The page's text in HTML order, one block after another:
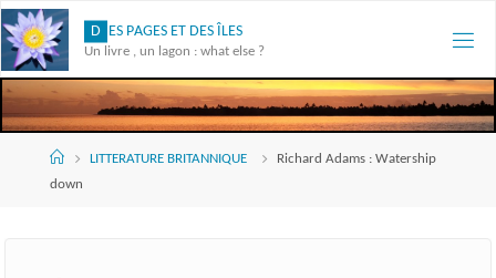
Skip
to
content
D ES PAGES ET DES ÎLES
Un livre , un lagon : what else ?
AccueilLITTERATURE BRITANNIQUE
Richard Adams : Watership
down